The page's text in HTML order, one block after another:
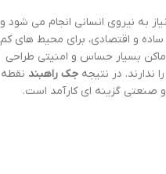
به نیروی انسانی انجام می شود و
ساده و اقتصادی، برای محیط های کم
بسیار حساس و امنیتی طراحی
ندارند. در نتیجه جک راهبند نقطه
صنعتی گزینه ای کارآمد است.